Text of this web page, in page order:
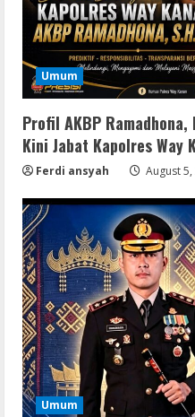
Umum
Profil AKBP
Kini Jabat Kapolres Way
Ferdi ansyah August
Umum
2
VMware
Activator
August
3
Serialers
Premium
August